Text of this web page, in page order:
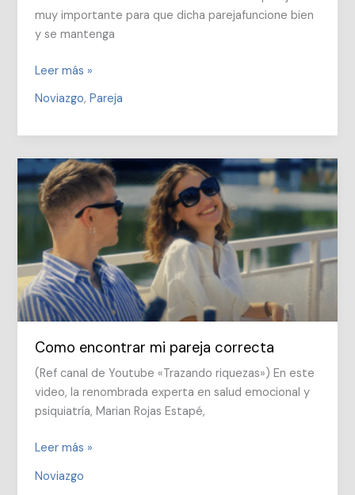
muy importante para que dicha parejafuncione bien
y se mantenga
Decisiones
Leer más »
Noviazgo,Pareja
Como encontrar mi pareja correcta
(Ref canal de Youtube «Trazando riquezas») En este
video, la renombrada experta en salud emocional y
psiquiatría, Marian Rojas Estapé,
Como
mi
Leer más »
Noviazgo